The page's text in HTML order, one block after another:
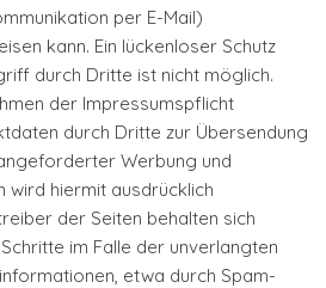
per E-Mail)
kann. Ein lückenloser Schutz
durch Dritte ist nicht möglich.
der Impressumspflicht
durch Dritte zur Übersendung
Werbung und
wird hiermit ausdrücklich
der Seiten behalten sich
im Falle der unverlangten
etwa durch Spam-